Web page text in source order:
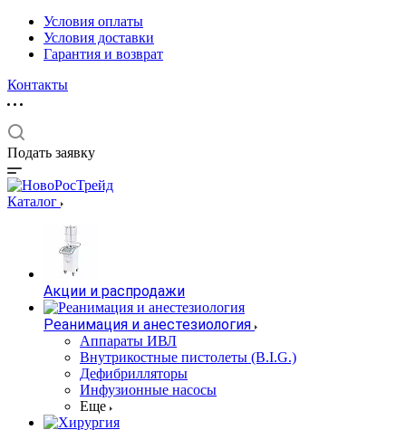
Условия оплаты
Условия доставки
Гарантия и возврат
Контакты
Подать заявку
Каталог
Акции и распродажи
Реанимация и анестезиология
Аппараты ИВЛ
Внутрикостные пистолеты (B.I.G.)
Дефибрилляторы
Инфузионные насосы
Еще